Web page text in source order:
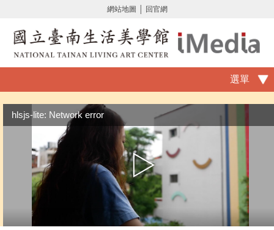
網站地圖 回官網
選單
hlsjs-lite: Network error